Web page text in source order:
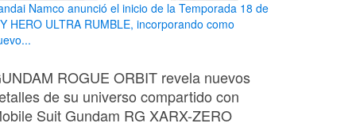
Namco anunció el inicio de la Temporada 18 de
HERO ULTRA RUMBLE, incorporando como
ROGUE ORBIT revela nuevos
de su universo compartido con
Suit Gundam RG XARX-ZERO